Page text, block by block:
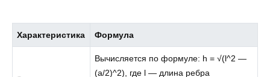
Характеристика Формула
Вычисляется по формуле: h = √(l^2 —
(a/2)^2), где l — длина ребра